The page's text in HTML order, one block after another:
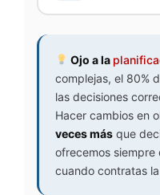
Ojo a la
complejas, el 80%
las decisiones
Hacer cambios en
veces más que
ofrecemos
cuando contratas